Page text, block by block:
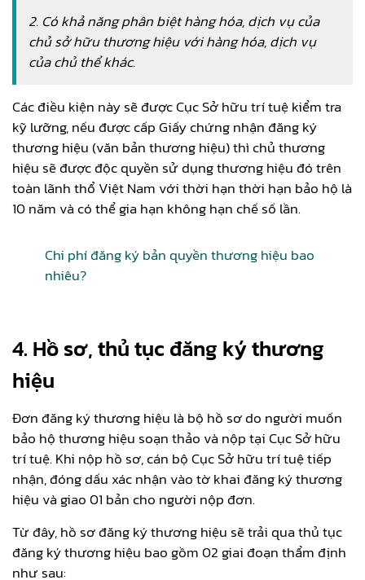
2. Có khả năng phân biệt hàng hóa, dịch vụ của
chủ sở hữu thương hiệu với hàng hóa, dịch vụ
của chủ thể khác.
Các điều kiện này sẽ được Cục Sở hữu trí tuệ kiểm tra
kỹ lưỡng, nếu được cấp Giấy chứng nhận đăng ký
thương hiệu (văn bản thương hiệu) thì chủ thương
hiệu sẽ được độc quyền sử dụng thương hiệu đó trên
toàn lãnh thổ Việt Nam với thời hạn thời hạn bảo hộ là
10 năm và có thể gia hạn không hạn chế số lần.
Chi phí đăng ký bản quyền thương hiệu bao
nhiêu?
4. Hồ sơ, thủ tục đăng ký thương
hiệu
Đơn đăng ký thương hiệu là bộ hồ sơ do người muốn
bảo hộ thương hiệu soạn thảo và nộp tại Cục Sở hữu
trí tuệ. Khi nộp hồ sơ, cán bộ Cục Sở hữu trí tuệ tiếp
nhận, đóng dấu xác nhận vào tờ khai đăng ký thương
hiệu và giao 01 bản cho người nộp đơn.
Từ đây, hồ sơ đăng ký thương hiệu sẽ trải qua thủ tục
đăng ký thương hiệu bao gồm 02 giai đoạn thẩm định
như sau: